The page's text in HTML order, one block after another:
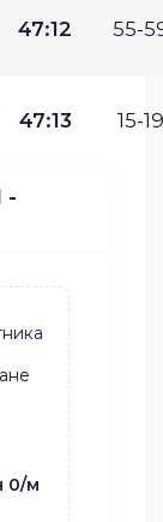
47:12 55-
47:13 15-
-
0/м